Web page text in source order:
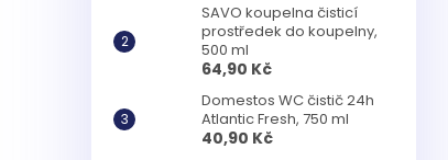
SAVO koupelna čisticí
prostředek do koupelny,
500 ml
64,90 Kč
Domestos WC čistič 24h
Atlantic Fresh, 750 ml
40,90 Kč